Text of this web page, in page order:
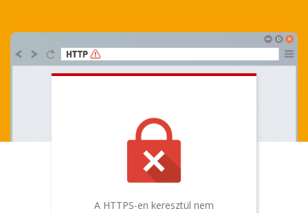
A HTTPS-en keresztül nem